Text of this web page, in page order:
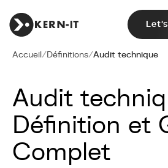
Accueil/Définitions/Audit technique
Audit
Définition et
Complet